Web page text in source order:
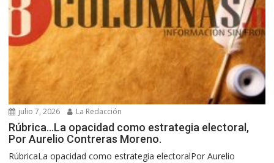
julio 7, 2026 La Redacción
Rúbrica…La opacidad como estrategia electoral,
Por Aurelio Contreras Moreno.
RúbricaLa opacidad como estrategia electoralPor Aurelio